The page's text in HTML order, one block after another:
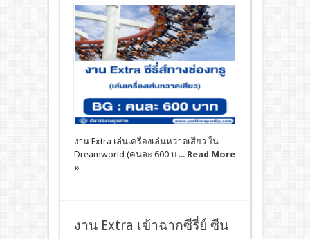
งาน Extra เล่นเครื่องเล่นหวาดเสียว ใน
Dreamworld (คนละ 600 บ ... Read More
»
งาน Extra เข้าฉากซีรี่ย์ ซีน